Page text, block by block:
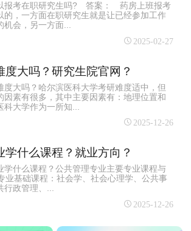
报考在职研究生吗? 答案： 药房上班报考
的，一方面在职研究生就是让已经参加工作
机会，另一方面...
2025-02-27
度大吗？研究生院官网？
度大吗？哈尔滨医科大学考研难度适中，但
因素有很多，其中主要因素有：地理位置和
大学作为一所知...
2025-12-26
学什么课程？就业方向？
学什么课程？公共管理专业主要专业课程与
业基础课程：社会学、社会心理学、公共事
政管理、...
2025-12-26